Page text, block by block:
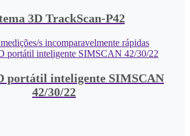
3D TrackScan-P42
s incomparavelmente rápidas
portátil inteligente SIMSCAN
42/30/22